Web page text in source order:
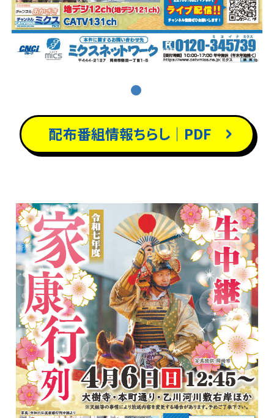
配布番組情報ちらし｜PDF